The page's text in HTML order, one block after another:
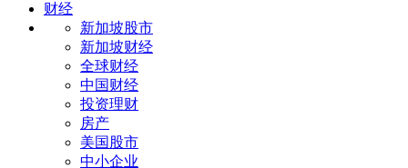
财经
新加坡股市
新加坡财经
全球财经
中国财经
投资理财
房产
美国股市
中小企业